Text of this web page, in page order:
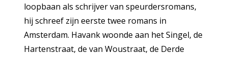
loopbaan als schrijver van speurdersromans,
hij schreef zijn eerste twee romans in
Amsterdam. Havank woonde aan het Singel, de
Hartenstraat, de van Woustraat, de Derde